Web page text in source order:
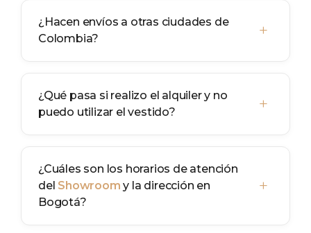
¿Hacen envíos a otras ciudades de
Colombia?
+
¿Qué pasa si realizo el alquiler y no
puedo utilizar el vestido?
+
¿Cuáles son los horarios de atención
del Showroom y la dirección en
Bogotá?
+